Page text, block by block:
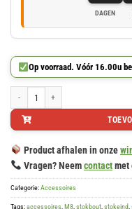
DAGEN
Op voorraad. Vóór 16.00u
Product afhalen in onze
Vragen? Neemcontactmet
Categorie:Accessoires
Tags:accessoires,M8,stokbout,stokeind,